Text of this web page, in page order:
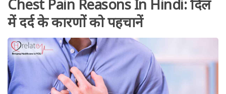
Chest Pain Reasons In Hindi: दिल
में दर्द के कारणों को पहचानें